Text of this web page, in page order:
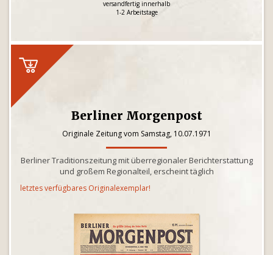
versandfertig innerhalb
1-2 Arbeitstage
Berliner Morgenpost
Originale Zeitung vom Samstag, 10.07.1971
Berliner Traditionszeitung mit überregionaler Berichterstattung
und großem Regionalteil, erscheint täglich
letztes verfügbares Originalexemplar!